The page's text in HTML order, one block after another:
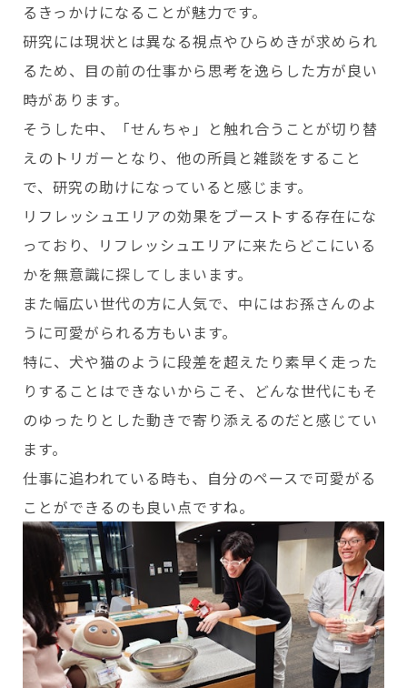
るきっかけになることが魅力です。
研究には現状とは異なる視点やひらめきが求められ
るため、目の前の仕事から思考を逸らした方が良い
時があります。
そうした中、「せんちゃ」と触れ合うことが切り替
えのトリガーとなり、他の所員と雑談をすること
で、研究の助けになっていると感じます。
リフレッシュエリアの効果をブーストする存在にな
っており、リフレッシュエリアに来たらどこにいる
かを無意識に探してしまいます。
また幅広い世代の方に人気で、中にはお孫さんのよ
うに可愛がられる方もいます。
特に、犬や猫のように段差を超えたり素早く走った
りすることはできないからこそ、どんな世代にもそ
のゆったりとした動きで寄り添えるのだと感じてい
ます。
仕事に追われている時も、自分のペースで可愛がる
ことができるのも良い点ですね。